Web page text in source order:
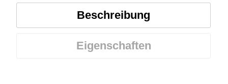
Beschreibung
Eigenschaften